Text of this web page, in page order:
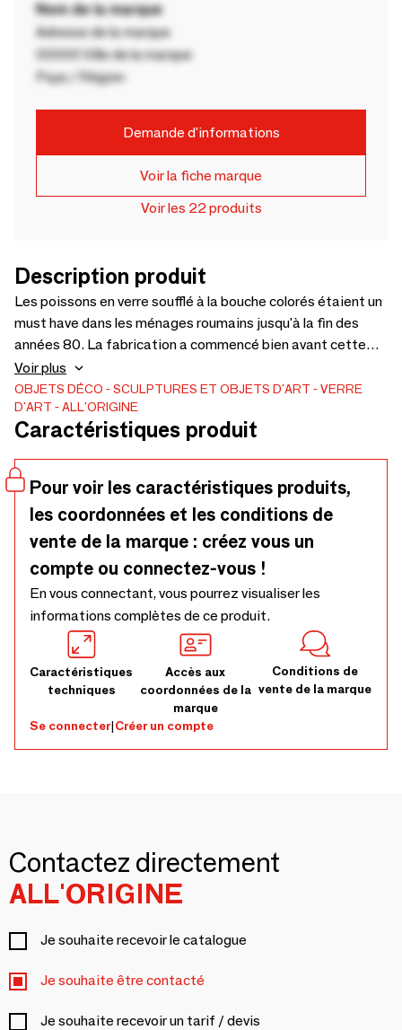
Nom de la marque
Adresse de la marque
00000 Ville de la marque
Pays / Région
Demande d'informations
Voir la fiche marque
Voir les 22 produits
Description produit
Les poissons en verre soufflé à la bouche colorés étaient un
must have dans les ménages roumains jusqu'à la fin des
années 80. La fabrication a commencé bien avant cette
date et a eu lieu principalement dans deux usines fondées
dans les années 1800 et les deux devaient beaucoup à des
techniques en verre de Murano qui sont censées avoir été
importées en Roumanie par un vénitien souffleur en verre
surface en miroir et une bouche fortement tranchante. La
gamme de couleurs et de tailles est très large avec une
longueur allant de 20 à 60 cm.
Voir plus
OBJETS DÉCO SCULPTURES ET OBJETS D'ART
VERRE
D'ART
ALL'ORIGINE
Caractéristiques produit
Pour voir les caractéristiques produits,
les coordonnées et les conditions de
vente de la marque : créez vous un
compte ou connectez-vous !
En vous connectant, vous pourrez visualiser les
informations complètes de ce produit.
Caractéristiques
techniques
Accès aux
coordonnées de la
marque
Conditions de
vente de la marque
Se connecter|Créer un compte
Contactez directement
ALL'ORIGINE
Je souhaite recevoir le catalogue
Je souhaite être contacté
Je souhaite recevoir un tarif / devis